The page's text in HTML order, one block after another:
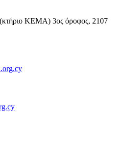
ΚΕΜΑ) 3ος όροφος, 2107